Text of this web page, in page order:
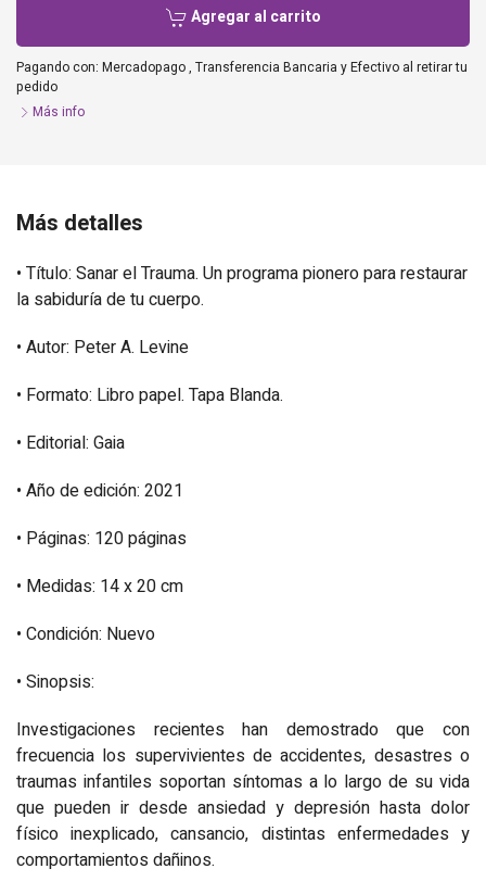
Agregar al carrito
Pagando con: Mercadopago, Transferencia Bancaria yEfectivo al retirar tu
pedido
Más info
Más detalles
• Título: Sanar el Trauma. Un programa pionero para restaurar
la sabiduría de tu cuerpo.
• Autor: Peter A. Levine
• Formato: Libro papel. Tapa Blanda.
• Editorial: Gaia
• Año de edición: 2021
• Páginas: 120 páginas
• Medidas: 14 x 20 cm
• Condición: Nuevo
• Sinopsis:
Investigaciones recientes han demostrado que con
frecuencia los supervivientes de accidentes, desastres o
traumas infantiles soportan síntomas a lo largo de su vida
que pueden ir desde ansiedad y depresión hasta dolor
físico inexplicado, cansancio, distintas enfermedades y
comportamientos dañinos.